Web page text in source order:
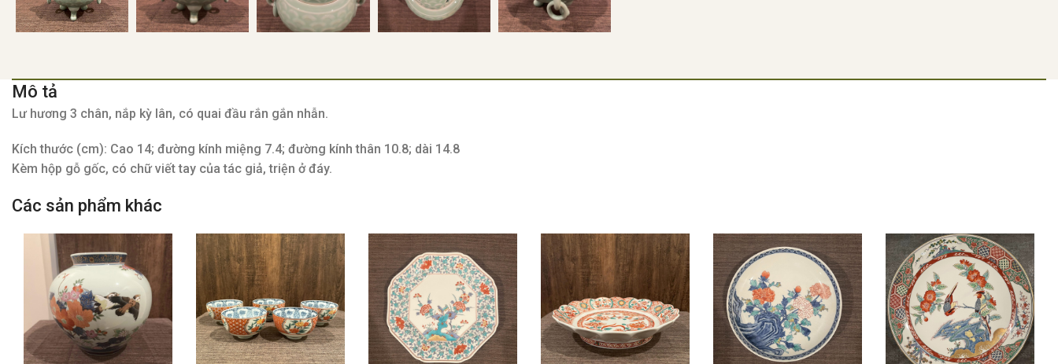
Mô tả
Lư hương 3 chân, nắp kỳ lân, có quai đầu rắn gắn nhẫn.
Kích thước (cm): Cao 14; đường kính miệng 7.4; đường kính thân 10.8; dài 14.8
Kèm hộp gỗ gốc, có chữ viết tay của tác giả, triện ở đáy.
Các sản phẩm khác